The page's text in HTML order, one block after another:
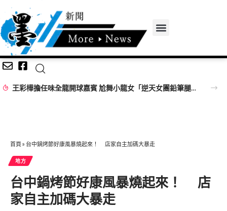
王彩樺擔任味全龍開球嘉賓 尬舞小龍女「逆天女團鉛筆腿」搶鏡
首頁 » 台中鍋烤節好康風暴燒起來！ 店家自主加碼大暴走
地方
台中鍋烤節好康風暴燒起來！ 店
家自主加碼大暴走